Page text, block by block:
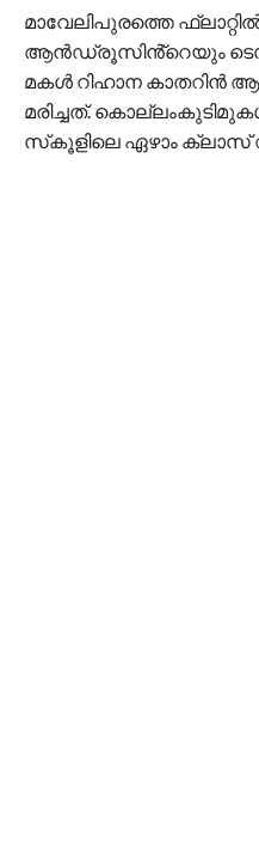
മാവേലിപുരത്തെ
ആൻഡ്രൂസിൻ്റെയും
മകൾ റിഹാന
മരിച്ചത്.
സ്‌കൂളിലെ ഏഴാം ക്ലാസ്